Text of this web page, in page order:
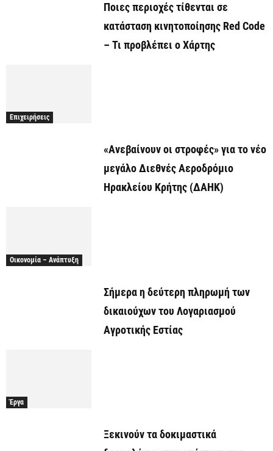
Ποιες περιοχές τίθενται σε
κατάσταση κινητοποίησης Red Code
– Τι προβλέπει ο Χάρτης
Επιχειρήσεις
«Ανεβαίνουν οι στροφές» για το νέο
μεγάλο Διεθνές Αεροδρόμιο
Ηρακλείου Κρήτης (ΔΑΗΚ)
Οικονομία – Ανάπτυξη
Σήμερα η δεύτερη πληρωμή των
δικαιούχων του Λογαριασμού
Αγροτικής Εστίας
Έργα
Ξεκινούν τα δοκιμαστικά